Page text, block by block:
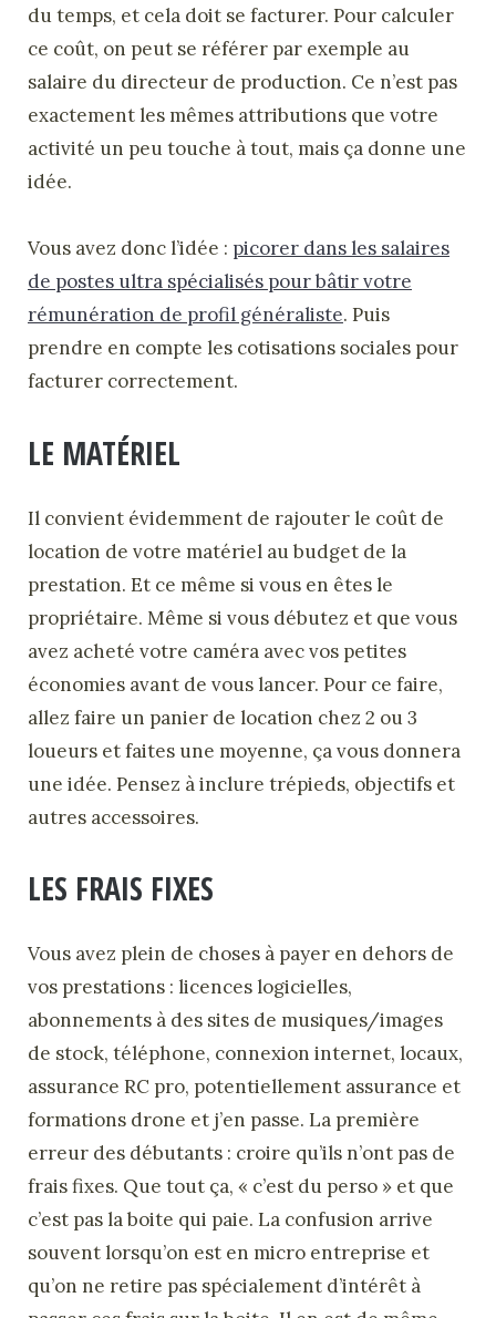
du temps, et cela doit se facturer. Pour calculer
ce coût, on peut se référer par exemple au
salaire du directeur de production. Ce n’est pas
exactement les mêmes attributions que votre
activité un peu touche à tout, mais ça donne une
idée.
Vous avez donc l’idée : picorer dans les salaires
de postes ultra spécialisés pour bâtir votre
rémunération de profil généraliste. Puis
prendre en compte les cotisations sociales pour
facturer correctement.
LE MATÉRIEL
Il convient évidemment de rajouter le coût de
location de votre matériel au budget de la
prestation. Et ce même si vous en êtes le
propriétaire. Même si vous débutez et que vous
avez acheté votre caméra avec vos petites
économies avant de vous lancer. Pour ce faire,
allez faire un panier de location chez 2 ou 3
loueurs et faites une moyenne, ça vous donnera
une idée. Pensez à inclure trépieds, objectifs et
autres accessoires.
LES FRAIS FIXES
Vous avez plein de choses à payer en dehors de
vos prestations : licences logicielles,
abonnements à des sites de musiques/images
de stock, téléphone, connexion internet, locaux,
assurance RC pro, potentiellement assurance et
formations drone et j’en passe. La première
erreur des débutants : croire qu’ils n’ont pas de
frais fixes. Que tout ça, « c’est du perso » et que
c’est pas la boite qui paie. La confusion arrive
souvent lorsqu’on est en micro entreprise et
qu’on ne retire pas spécialement d’intérêt à